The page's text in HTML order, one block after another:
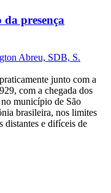
presença
Abreu, SDB, S.
junto com a
com a chegada dos
município de São
brasileira, nos limites
distantes e difíceis de